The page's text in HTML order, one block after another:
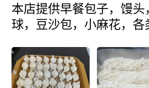
本店提供早餐包子，馒
球，豆沙包，小麻花，